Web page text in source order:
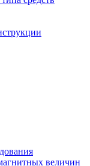
величин